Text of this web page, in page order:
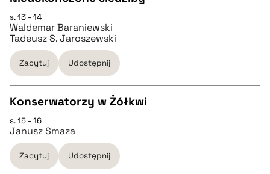
pobierz cytat
CZYSTY TEKST
pobierz cytat
pobierz cytat
s. 13 - 14
Waldemar Baraniewski
Tadeusz S. Jaroszewski
Zacytuj Udostępnij
CZYSTY TEKST
pobierz cytat
Konserwatorzy w Żółkwi
s. 15 - 16
Janusz Smaza
Zacytuj Udostępnij